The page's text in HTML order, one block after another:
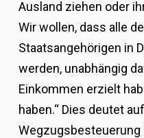
Ausland ziehen oder
Wir wollen, dass alle
Staatsangehörigen in
werden, unabhängig
Einkommen erzielt
haben.“ Dies deutet
Wegzugsbesteuerung